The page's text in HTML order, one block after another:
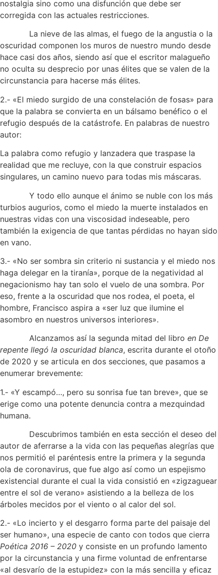
nostalgia sino como una disfunción que debe ser
corregida con las actuales restricciones.
La nieve de las almas, el fuego de la angustia o la
oscuridad componen los muros de nuestro mundo desde
hace casi dos años, siendo así que el escritor malagueño
no oculta su desprecio por unas élites que se valen de la
circunstancia para hacerse más élites.
2.- «El miedo surgido de una constelación de fosas» para
que la palabra se convierta en un bálsamo benéfico o el
refugio después de la catástrofe. En palabras de nuestro
autor:
La palabra como refugio y lanzadera que traspase la
realidad que me recluye, con la que construir espacios
singulares, un camino nuevo para todas mis máscaras.
Y todo ello aunque el ánimo se nuble con los más
turbios augurios, como el miedo la muerte instalados en
nuestras vidas con una viscosidad indeseable, pero
también la exigencia de que tantas pérdidas no hayan sido
en vano.
3.- «No ser sombra sin criterio ni sustancia y el miedo nos
haga delegar en la tiranía», porque de la negatividad al
negacionismo hay tan solo el vuelo de una sombra. Por
eso, frente a la oscuridad que nos rodea, el poeta, el
hombre, Francisco aspira a «ser luz que ilumine el
asombro en nuestros universos interiores».
Alcanzamos así la segunda mitad del libro en De
repente llegó la oscuridad blanca, escrita durante el otoño
de 2020 y se articula en dos secciones, que pasamos a
enumerar brevemente:
1.- «Y escampó…, pero su sonrisa fue tan breve», que se
erige como una potente denuncia contra a mezquindad
humana.
Descubrimos también en esta sección el deseo del
autor de aferrarse a la vida con las pequeñas alegrías que
nos permitió el paréntesis entre la primera y la segunda
ola de coronavirus, que fue algo así como un espejismo
existencial durante el cual la vida consistió en «zigzaguear
entre el sol de verano» asistiendo a la belleza de los
árboles mecidos por el viento o al calor del sol.
2.- «Lo incierto y el desgarro forma parte del paisaje del
ser humano», una especie de canto con todos que cierra
Poética 2016 – 2020 y consiste en un profundo lamento
por la circunstancia y una firme voluntad de enfrentarse
«al desvarío de la estupidez» con la más sencilla y eficaz